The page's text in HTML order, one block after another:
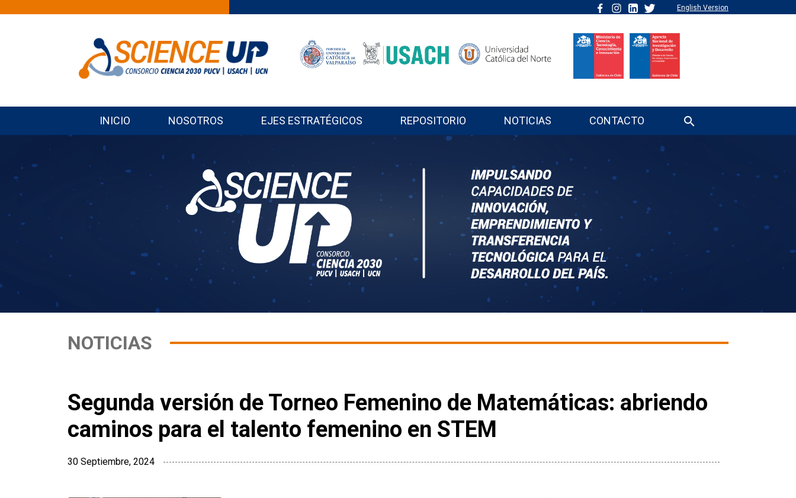
English Version
INICIO NOSOTROS EJES ESTRATÉGICOS REPOSITORIO NOTICIAS CONTACTO
NOTICIAS
Segunda versión de Torneo Femenino de Matemáticas: abriendo
caminos para el talento femenino en STEM
30 Septiembre, 2024